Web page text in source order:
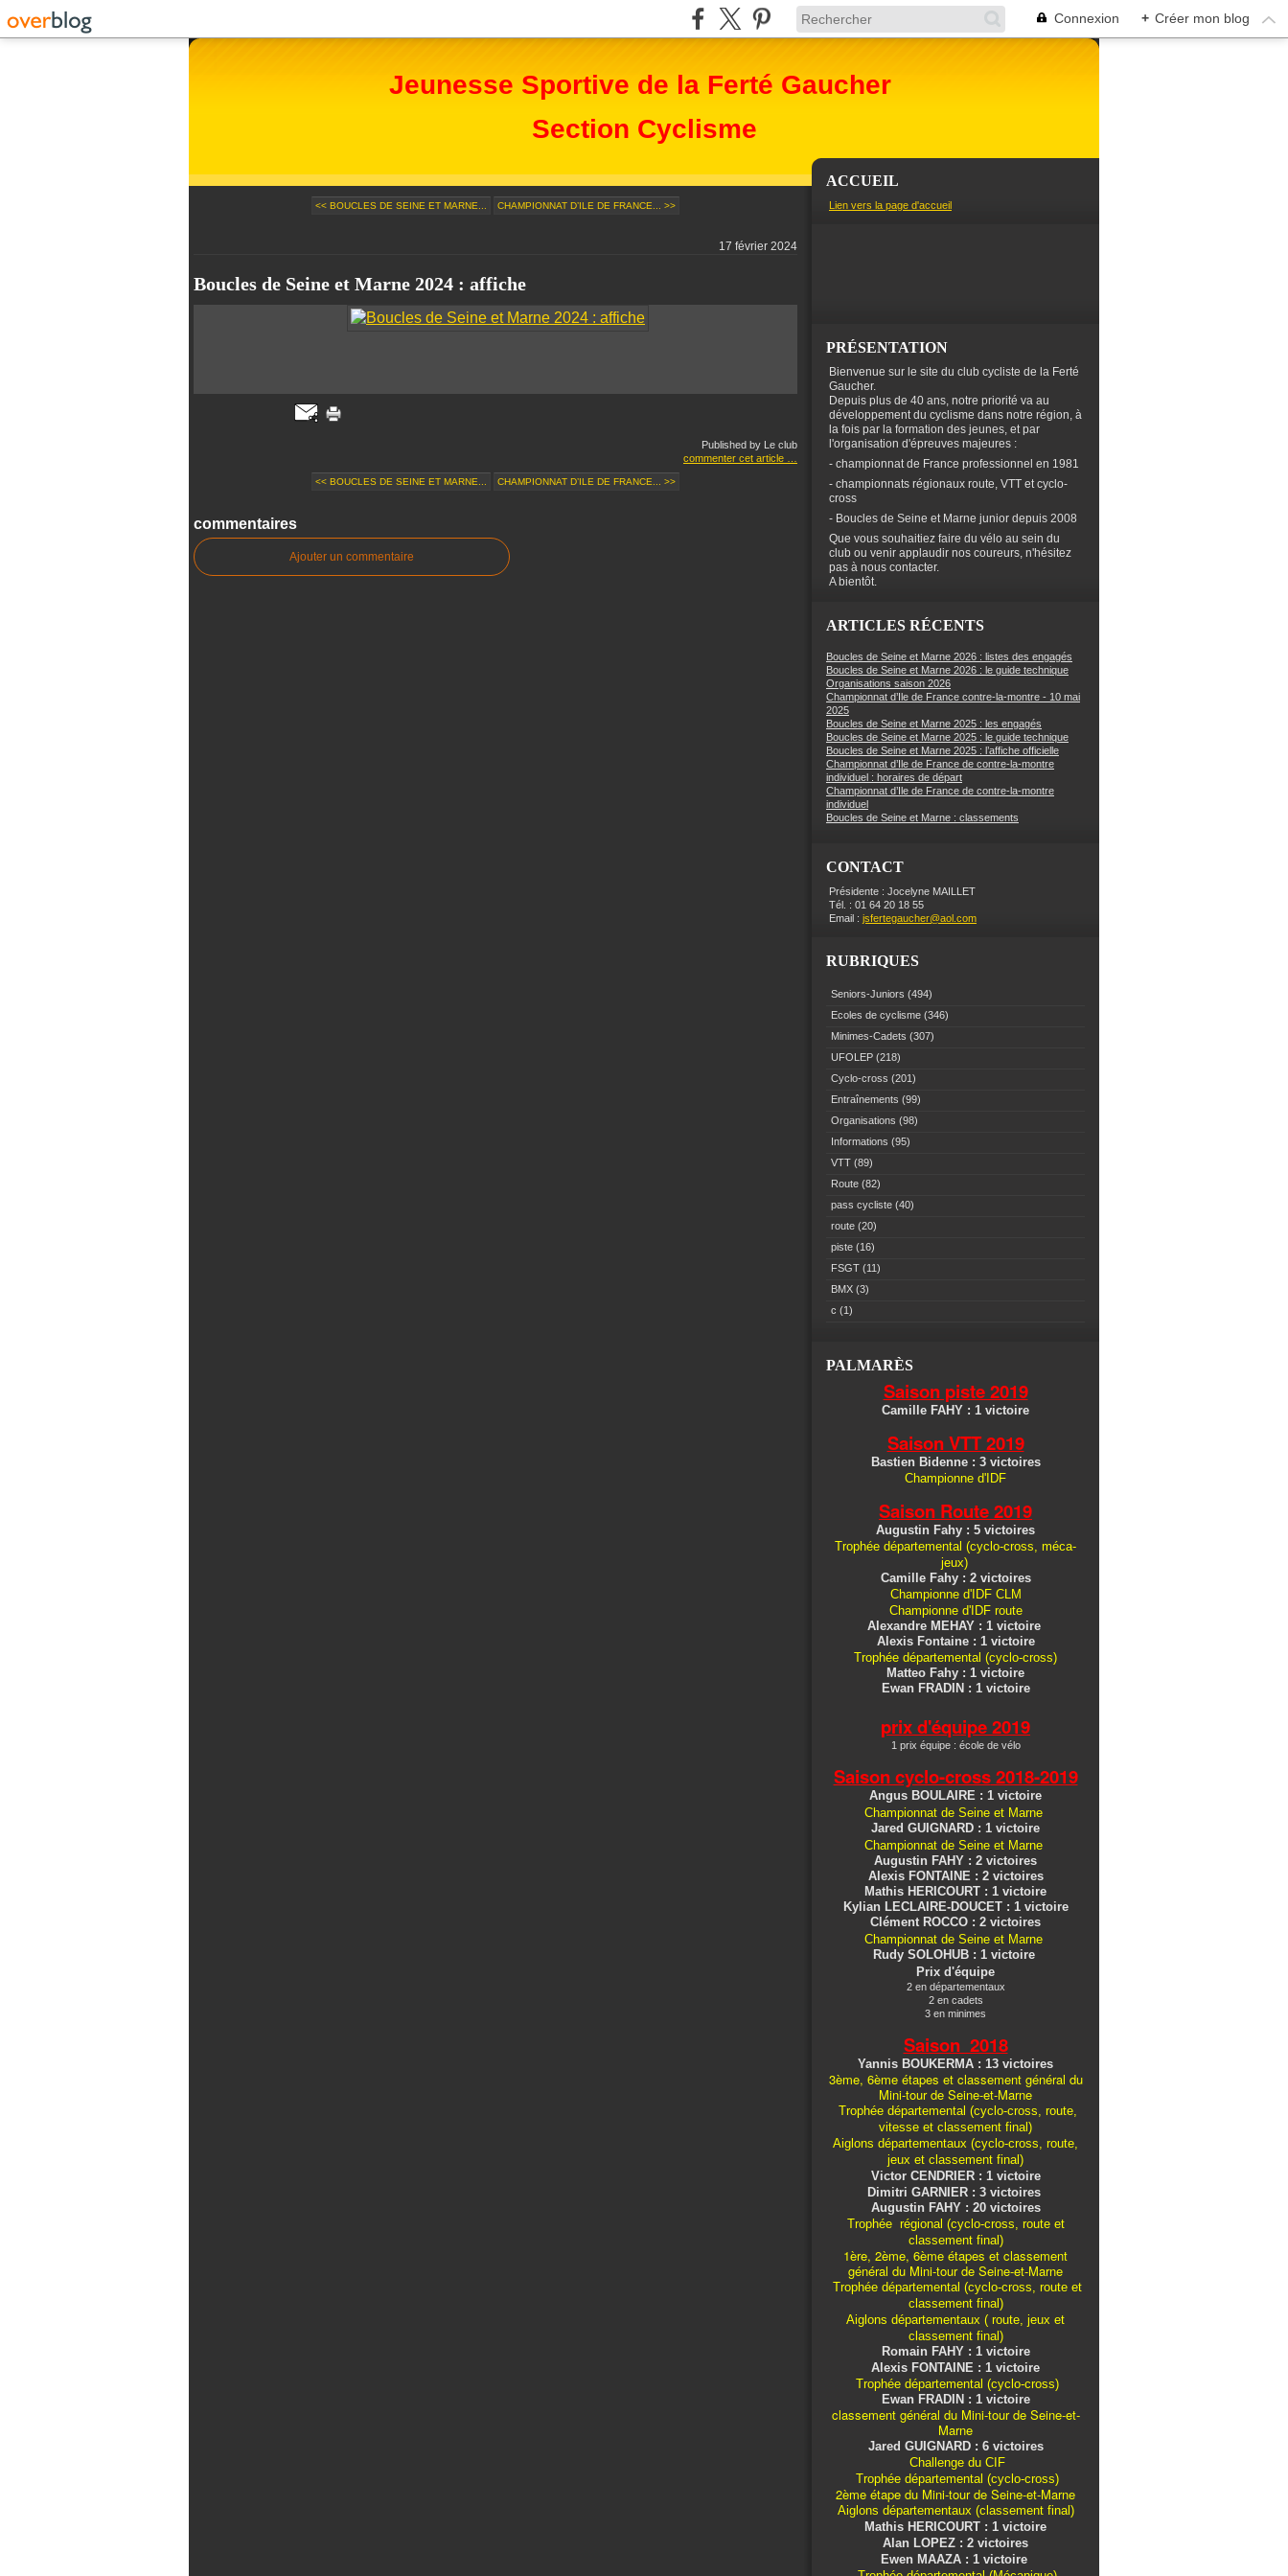
Connexion + Créer mon blog
Jeunesse Sportive de la Ferté Gaucher
Section Cyclisme
<< BOUCLES DE SEINE ET MARNE... CHAMPIONNAT D’ILE DE FRANCE... >>
17 février 2024
Boucles de Seine et Marne 2024 : affiche
Published by Le club
commenter cet article
<< BOUCLES DE SEINE ET MARNE... CHAMPIONNAT D’ILE DE FRANCE... >>
commentaires
Ajouter un commentaire
ACCUEIL
Lien vers la page d'accueil
PRÉSENTATION
Bienvenue sur le site du club cycliste de la Ferté
Gaucher.
Depuis plus de 40 ans, notre priorité va au
développement du cyclisme dans notre région, à
la fois par la formation des jeunes, et par
l'organisation d'épreuves majeures :
- championnat de France professionnel en 1981
- championnats régionaux route, VTT et cyclo-
cross
- Boucles de Seine et Marne junior depuis 2008
Que vous souhaitiez faire du vélo au sein du
club ou venir applaudir nos coureurs, n'hésitez
pas à nous contacter.
A bientôt.
ARTICLES RÉCENTS
Boucles de Seine et Marne 2026 : listes des engagés
Boucles de Seine et Marne 2026 : le guide technique
Organisations saison 2026
Championnat d’Ile de France contre-la-montre - 10 mai
2025
Boucles de Seine et Marne 2025 : les engagés
Boucles de Seine et Marne 2025 : le guide technique
Boucles de Seine et Marne 2025 : l’affiche officielle
Championnat d’Ile de France de contre-la-montre
individuel : horaires de départ
Championnat d’Ile de France de contre-la-montre
individuel
Boucles de Seine et Marne : classements
CONTACT
Présidente : Jocelyne MAILLET
Tél. : 01 64 20 18 55
Email : jsfertegaucher@aol.com
RUBRIQUES
Seniors-Juniors (494)
Ecoles de cyclisme (346)
Minimes-Cadets (307)
UFOLEP (218)
Cyclo-cross (201)
Entraînements (99)
Organisations (98)
Informations (95)
VTT (89)
Route (82)
pass cycliste (40)
route (20)
piste (16)
FSGT (11)
BMX (3)
c (1)
PALMARÈS
Saison piste 2019
Camille FAHY : 1 victoire
Saison VTT 2019
Bastien Bidenne : 3 victoires
Championne d'IDF
Saison Route 2019
Augustin Fahy : 5 victoires
Trophée départemental (cyclo-cross, méca-
jeux)
Camille Fahy : 2 victoires
Championne d'IDF CLM
Championne d'IDF route
Alexandre MEHAY : 1 victoire
Alexis Fontaine : 1 victoire
Trophée départemental (cyclo-cross)
Matteo Fahy : 1 victoire
Ewan FRADIN : 1 victoire
prix d'équipe 2019
1 prix équipe : école de vélo
Saison cyclo-cross2018-2019
Angus BOULAIRE : 1 victoire
Championnat de Seine et Marne
Jared GUIGNARD : 1 victoire
Championnat de Seine et Marne
Augustin FAHY : 2 victoires
Alexis FONTAINE : 2 victoires
Mathis HERICOURT : 1 victoire
Kylian LECLAIRE-DOUCET : 1 victoire
Clément ROCCO : 2 victoires
Championnat de Seine et Marne
Rudy SOLOHUB : 1 victoire
Prix d'équipe
2 en départementaux
2 en cadets
3 en minimes
Saison 2018
Yannis BOUKERMA : 13 victoires
3ème, 6ème étapes et classement général du
Mini-tour de Seine-et-Marne
Trophée départemental (cyclo-cross, route,
vitesse et classement final)
Aiglons départementaux (cyclo-cross, route,
jeux et classement final)
Victor CENDRIER : 1 victoire
Dimitri GARNIER : 3 victoires
Augustin FAHY : 20 victoires
Trophée régional (cyclo-cross, route et
classement final)
1ère, 2ème, 6ème étapes et classement
général du Mini-tour de Seine-et-Marne
Trophée départemental (cyclo-cross, route et
classement final)
Aiglons départementaux ( route, jeux et
classement final)
Romain FAHY : 1 victoire
Alexis FONTAINE : 1 victoire
Trophée départemental (cyclo-cross)
Ewan FRADIN : 1 victoire
classement général du Mini-tour de Seine-et-
Marne
Jared GUIGNARD : 6 victoires
Challenge du CIF
Trophée départemental (cyclo-cross)
2ème étape du Mini-tour de Seine-et-Marne
Aiglons départementaux (classement final)
Mathis HERICOURT : 1 victoire
Alan LOPEZ : 2 victoires
Ewen MAAZA : 1 victoire